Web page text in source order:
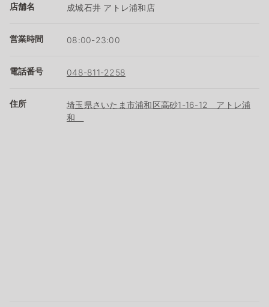
店舗名 成城石井 アトレ浦和店
営業時間 08:00-23:00
電話番号 048-811-2258
住所
埼玉県さいたま市浦和区高砂1-16-12 アトレ浦
和